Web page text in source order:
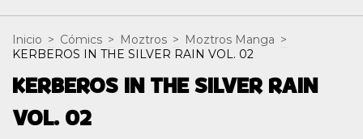
Inicio > Cómics > Moztros > Moztros Manga >
KERBEROS IN THE SILVER RAIN VOL. 02
KERBEROS IN THE SILVER RAIN
VOL. 02